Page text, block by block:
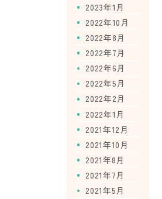
2023年1月
2022年10月
2022年8月
2022年7月
2022年6月
2022年5月
2022年2月
2022年1月
2021年12月
2021年10月
2021年8月
2021年7月
2021年5月